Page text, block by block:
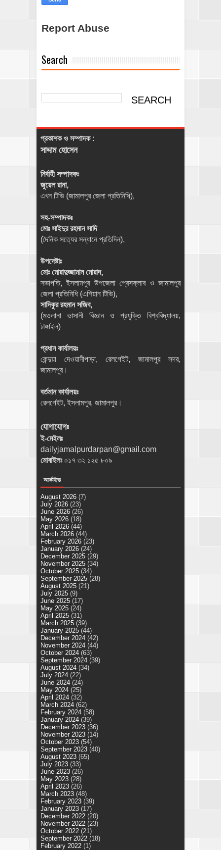
Report Abuse
Search
প্রকাশক ও সম্পাদক :
সাদ্দাম হোসেন
নির্বাহী সম্পাদকঃ
জুয়েল রানা,
এখন টিভি (জামালপুর জেলা প্রতিনিধি),
সহ-সম্পাদকঃ
মোঃ সাইদুর রহমান সাদি
(দৈনিক সত্যের সন্ধানে প্রতিদিন),
উপদেষ্টাঃ
মোঃ মোরাদুজ্জামান মোরাদ,
সভাপতি, ইসলামপুর উপজেলা প্রেসক্লাব ও জামালপুর
জেলা প্রতিনিধি (এশিয়ান টিভি),
সাদিকুর রহমান সজিব,
(মওলানা ভাসানী বিজ্ঞান ও প্রযুক্তি বিশ্ববিদ্যালয়,
টাঙ্গাইল)
প্রধান কার্যালয়ঃ
কেন্দুয়া দেওয়ানীপাড়া, রেলগেইট, জামালপুর সদর,
জামালপুর।
বর্তমান কার্যালয়ঃ
রেলগেইট, ইসলামপুর, জামালপুর।
যোগাযোগঃ
ই-মেইলঃ
dailyjamalpurdarpan@gmail.com
মোবাইলঃ ০১৭ ৩২ ১২৫ ৮০৯
আর্কাইভ
August 2026 (7)
July 2026 (23)
June 2026 (26)
May 2026 (18)
April 2026 (44)
March 2026 (44)
February 2026 (23)
January 2026 (24)
December 2025 (29)
November 2025 (34)
October 2025 (34)
September 2025 (28)
August 2025 (21)
July 2025 (9)
June 2025 (17)
May 2025 (24)
April 2025 (31)
March 2025 (39)
January 2025 (44)
December 2024 (42)
November 2024 (44)
October 2024 (63)
September 2024 (39)
August 2024 (34)
July 2024 (22)
June 2024 (24)
May 2024 (25)
April 2024 (32)
March 2024 (62)
February 2024 (58)
January 2024 (39)
December 2023 (36)
November 2023 (14)
October 2023 (54)
September 2023 (40)
August 2023 (65)
July 2023 (33)
June 2023 (26)
May 2023 (28)
April 2023 (26)
March 2023 (48)
February 2023 (39)
January 2023 (17)
December 2022 (20)
November 2022 (23)
October 2022 (21)
September 2022 (18)
February 2022 (1)